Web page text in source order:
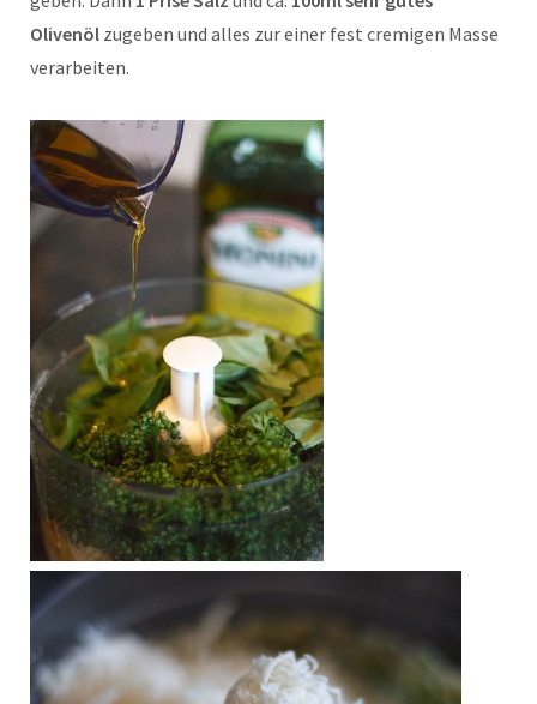
Olivenöl zugeben und alles zur einer fest cremigen Masse
verarbeiten.